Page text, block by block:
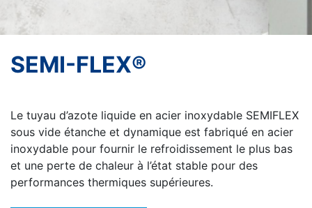
SEMI-FLEX®
Le tuyau d’azote liquide en acier inoxydable SEMIFLEX
sous vide étanche et dynamique est fabriqué en acier
inoxydable pour fournir le refroidissement le plus bas
et une perte de chaleur à l’état stable pour des
performances thermiques supérieures.